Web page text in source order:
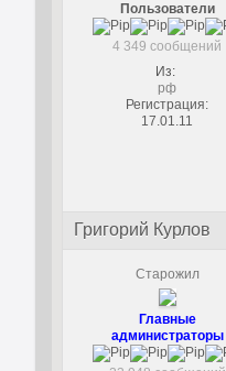
Пользователи
4 349 сообщений
Из:
рф
Регистрация:
17.01.11
Григорий Курлов
Старожил
Главные
администраторы